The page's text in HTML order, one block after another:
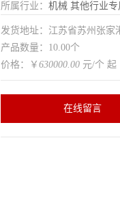
所属行业： 机械 其他行业
发货地址：江苏省苏州张
产品数量：10.00个
价格：￥ 630000.00 元/个 起
在线留言